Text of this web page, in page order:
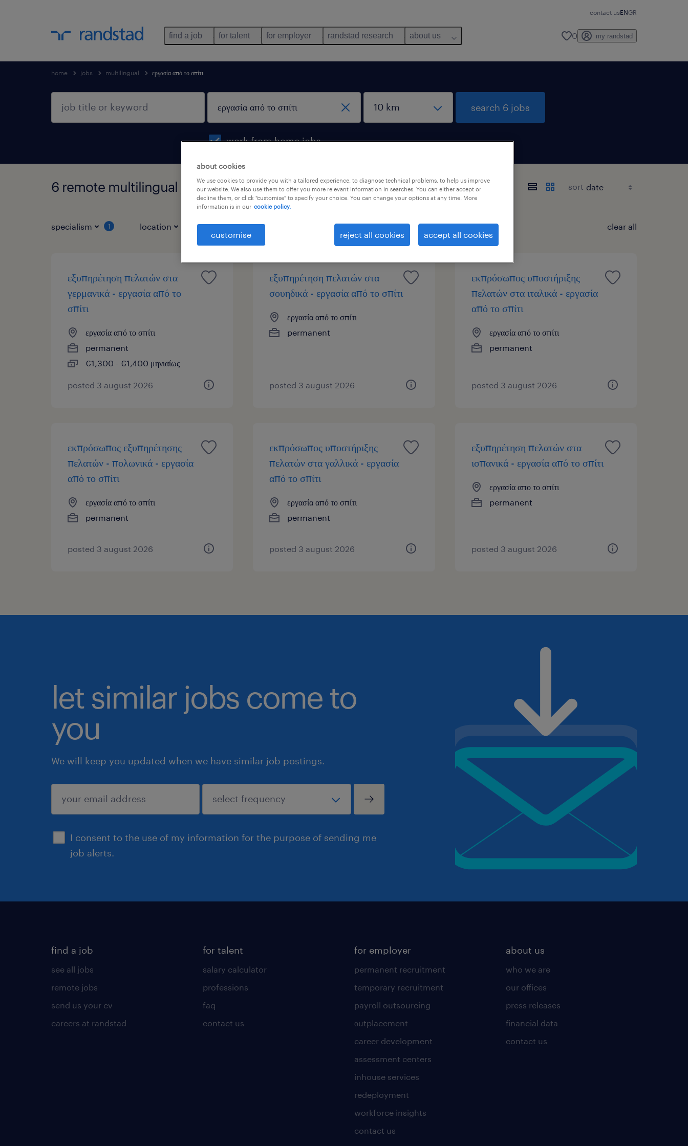
contact usENGR
find a job for talent for employer randstad research about us 0 my randstad
home jobs multilingual εργασία από το σπίτι
work from home jobs
search 6 jobs
6 remote multilingual jobs found for you sort
specialism 1 location job types clear all
εξυπηρέτηση πελατών στα
γερμανικά - εργασία από το
σπίτι
εργασία από το σπίτι
permanent
€1,300 - €1,400 μηνιαίως
posted 3 august 2026
εξυπηρέτηση πελατών στα
σουηδικά - εργασία από το σπίτι
εργασία από το σπίτι
permanent
posted 3 august 2026
εκπρόσωπος υποστήριξης
πελατών στα ιταλικά - εργασία
από το σπίτι
εργασία από το σπίτι
permanent
posted 3 august 2026
εκπρόσωπος εξυπηρέτησης
πελατών - πολωνικά - εργασία
από το σπίτι
εργασία από το σπίτι
permanent
posted 3 august 2026
εκπρόσωπος υποστήριξης
πελατών στα γαλλικά - εργασία
από το σπίτι
εργασία από το σπίτι
permanent
posted 3 august 2026
εξυπηρέτηση πελατών στα
ισπανικά - εργασία από το σπίτι
εργασία απο το σπίτι
permanent
posted 3 august 2026
let similar jobs come to
you
We will keep you updated when we have similar job postings.
I consent to the use of my information for the purpose of sending me
job alerts.
submit
find a job
see all jobs
remote jobs
send us your cv
careers at randstad
for talent
salary calculator
professions
faq
contact us
for employer
permanent recruitment
temporary recruitment
payroll outsourcing
οutplacement
career development
assessment centers
inhouse services
redeployment
workforce insights
contact us
about us
who we are
our offices
press releases
financial data
contact us
about cookies
We use cookies to provide you with a tailored experience, to diagnose technical problems, to help us improve
our website. We also use them to offer you more relevant information in searches. You can either accept or
decline them, or click "customise" to specify your choice. You can change your options at any time. More
information is in our cookie policy.
customise reject all cookies accept all cookies